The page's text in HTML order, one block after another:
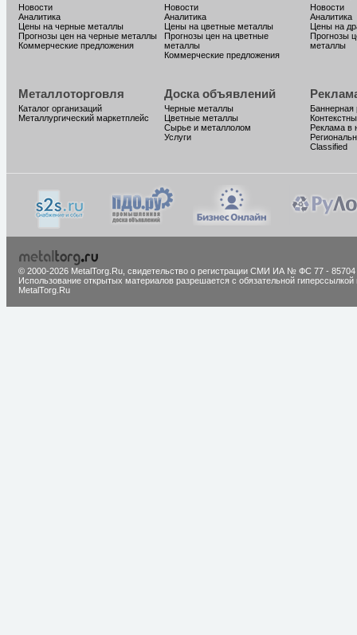
Новости
Аналитика
Цены на черные металлы
Прогнозы цен на черные металлы
Коммерческие предложения
Новости
Аналитика
Цены на цветные металлы
Прогнозы цен на цветные
металлы
Коммерческие предложения
Новости
Аналитика
Цены на
Прогнозы
металлы
Металлоторговля
Каталог организаций
Металлургический маркетплейс
Доска объявлений
Черные металлы
Цветные металлы
Сырье и металлолом
Услуги
Баннерная
Реклама в
Classified
© 2000-2026 MetalTorg.Ru, cвидетельство о регистрации СМИ ИА № ФС 77 - 85704
Использование открытых материалов разрешается с обязательной гиперссылкой
MetalTorg.Ru